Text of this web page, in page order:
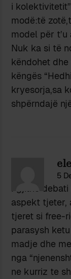
i
modë:të
model për t’u
Nuk ka si të
këndohet
këngës
kryesorja,sa
shpërndajë
ele
5
I gjithe
aspekt tjeter,
tjeret si free-
parasysh
madje dhe
nga
ne kurriz te